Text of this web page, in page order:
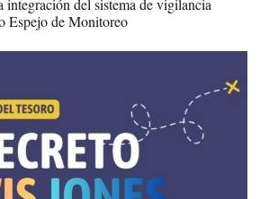
Espejo de Monitoreo